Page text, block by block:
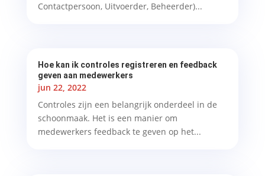
Contactpersoon, Uitvoerder, Beheerder)...
Hoe kan ik controles registreren en feedback
geven aan medewerkers
jun 22, 2022
Controles zijn een belangrijk onderdeel in de
schoonmaak. Het is een manier om
medewerkers feedback te geven op het...